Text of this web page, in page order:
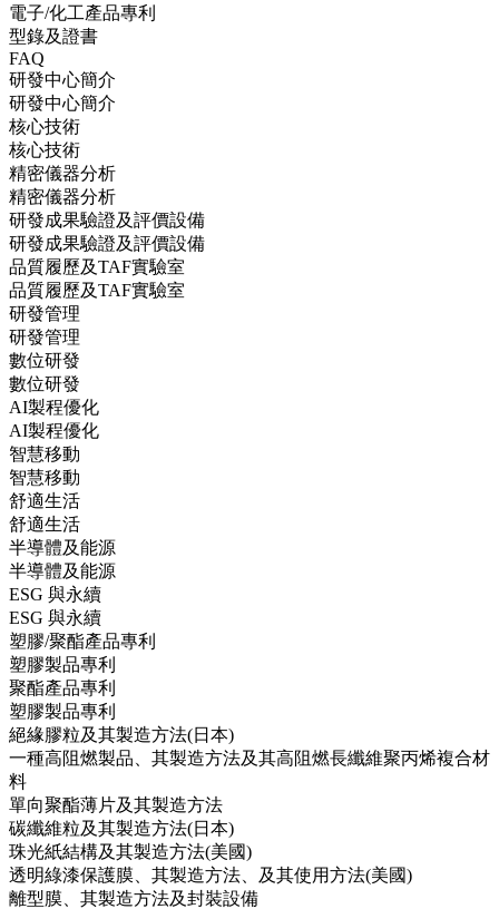
電子/化工產品專利
型錄及證書
FAQ
研發中心簡介
研發中心簡介
核心技術
核心技術
精密儀器分析
精密儀器分析
研發成果驗證及評價設備
研發成果驗證及評價設備
品質履歷及TAF實驗室
品質履歷及TAF實驗室
研發管理
研發管理
數位研發
數位研發
AI製程優化
AI製程優化
智慧移動
智慧移動
舒適生活
舒適生活
半導體及能源
半導體及能源
ESG 與永續
ESG 與永續
塑膠/聚酯產品專利
塑膠製品專利
聚酯產品專利
塑膠製品專利
絕緣膠粒及其製造方法(日本)
一種高阻燃製品、其製造方法及其高阻燃長纖維聚丙烯複合材
料
單向聚酯薄片及其製造方法
碳纖維粒及其製造方法(日本)
珠光紙結構及其製造方法(美國)
透明綠漆保護膜、其製造方法、及其使用方法(美國)
離型膜、其製造方法及封裝設備